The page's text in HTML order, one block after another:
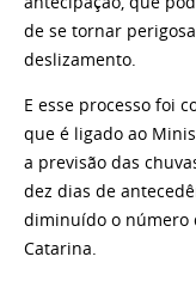
de se tornar
deslizamento.
E esse processo foi
que é ligado ao
a previsão das
dez dias de
diminuído o número
Catarina.